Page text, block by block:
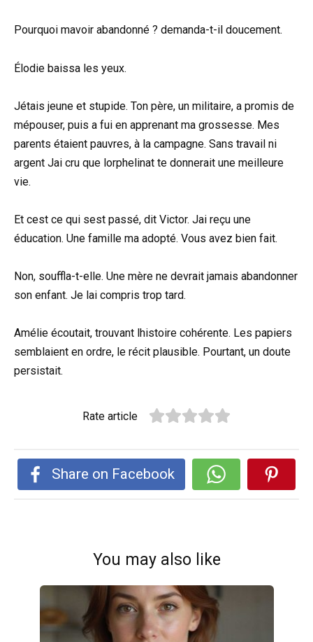
Pourquoi mavoir abandonné ? demanda-t-il doucement.
Élodie baissa les yeux.
Jétais jeune et stupide. Ton père, un militaire, a promis de
mépouser, puis a fui en apprenant ma grossesse. Mes
parents étaient pauvres, à la campagne. Sans travail ni
argent Jai cru que lorphelinat te donnerait une meilleure
vie.
Et cest ce qui sest passé, dit Victor. Jai reçu une
éducation. Une famille ma adopté. Vous avez bien fait.
Non, souffla-t-elle. Une mère ne devrait jamais abandonner
son enfant. Je lai compris trop tard.
Amélie écoutait, trouvant lhistoire cohérente. Les papiers
semblaient en ordre, le récit plausible. Pourtant, un doute
persistait.
Rate article
Share on Facebook
You may also like